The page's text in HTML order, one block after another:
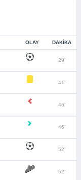
OLAY DAKIKA
29’
41’
46’
46’
52’
52’